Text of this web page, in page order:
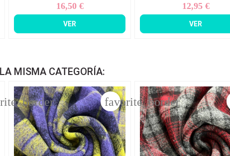
Precio
16,50 €
VER
Precio
12,95 €
VER
MISMA CATEGORÍA:
favorite_border